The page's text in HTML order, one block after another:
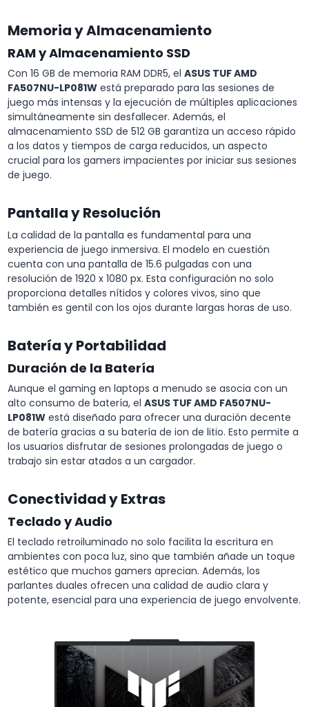
Memoria y Almacenamiento
RAM y Almacenamiento SSD
Con 16 GB de memoria RAM DDR5, el ASUS TUF AMD
FA507NU-LP081W está preparado para las sesiones de
juego más intensas y la ejecución de múltiples aplicaciones
simultáneamente sin desfallecer. Además, el
almacenamiento SSD de 512 GB garantiza un acceso rápido
a los datos y tiempos de carga reducidos, un aspecto
crucial para los gamers impacientes por iniciar sus sesiones
de juego.
Pantalla y Resolución
La calidad de la pantalla es fundamental para una
experiencia de juego inmersiva. El modelo en cuestión
cuenta con una pantalla de 15.6 pulgadas con una
resolución de 1920 x 1080 px. Esta configuración no solo
proporciona detalles nítidos y colores vivos, sino que
también es gentil con los ojos durante largas horas de uso.
Batería y Portabilidad
Duración de la Batería
Aunque el gaming en laptops a menudo se asocia con un
alto consumo de batería, el ASUS TUF AMD FA507NU-
LP081W está diseñado para ofrecer una duración decente
de batería gracias a su batería de ion de litio. Esto permite a
los usuarios disfrutar de sesiones prolongadas de juego o
trabajo sin estar atados a un cargador.
Conectividad y Extras
Teclado y Audio
El teclado retroiluminado no solo facilita la escritura en
ambientes con poca luz, sino que también añade un toque
estético que muchos gamers aprecian. Además, los
parlantes duales ofrecen una calidad de audio clara y
potente, esencial para una experiencia de juego envolvente.